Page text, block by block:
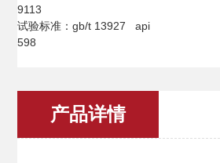
9113
试验标准：gb/t 13927 api
598
产品详情